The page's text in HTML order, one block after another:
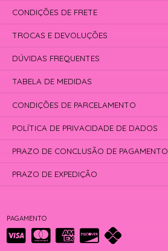
PAGAMENTO
CONDIÇÕES DE FRETE
TROCAS E DEVOLUÇÕES
DÚVIDAS FREQUENTES
TABELA DE MEDIDAS
CONDIÇÕES DE PARCELAMENTO
POLÍTICA DE PRIVACIDADE DE DADOS
PRAZO DE CONCLUSÃO DE PAGAMENTO
PRAZO DE EXPEDIÇÃO